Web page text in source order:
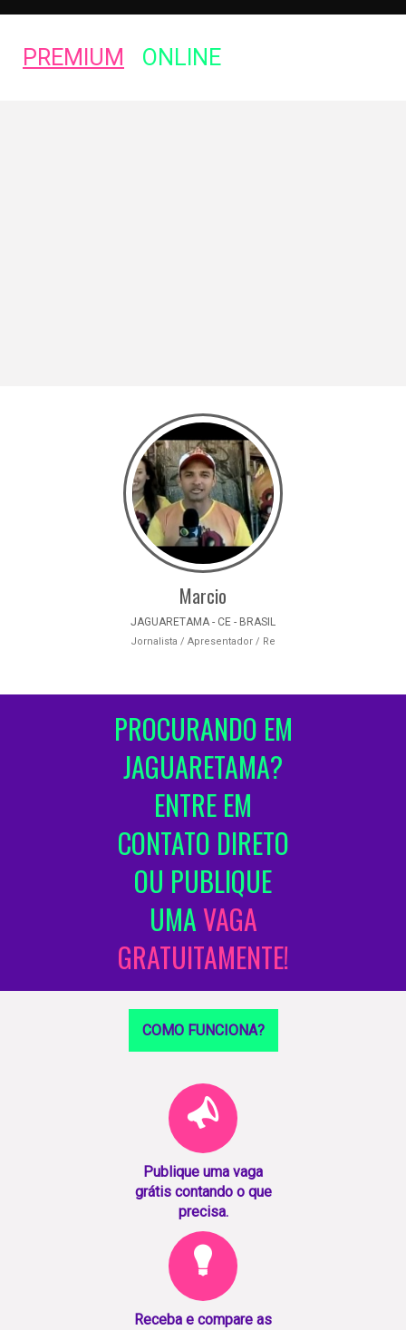
PREMIUM ONLINE
Marcio
JAGUARETAMA - CE - BRASIL
Jornalista / Apresentador / Re
PROCURANDO EM
JAGUARETAMA?
ENTRE EM
CONTATO DIRETO
OU PUBLIQUE
UMAVAGA
GRATUITAMENTE!
COMO FUNCIONA?
Publique uma vaga
grátis contando o que
precisa.
Receba e compare as